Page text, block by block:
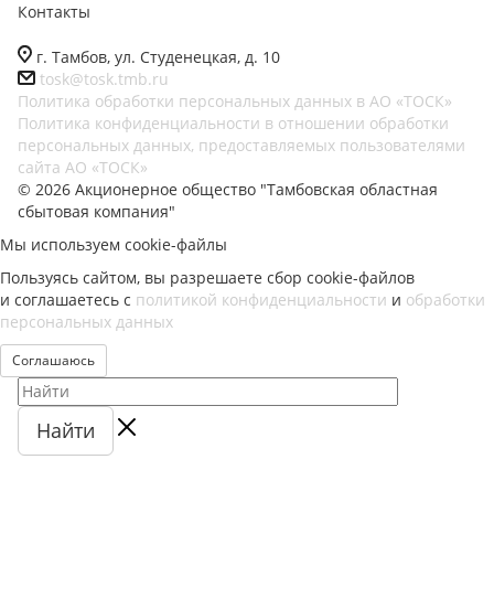
Контакты
г. Тамбов, ул. Студенецкая, д. 10
tosk@tosk.tmb.ru
Политика обработки персональных данных в АО «ТОСК»
Политика конфиденциальности в отношении обработки
персональных данных, предоставляемых пользователями
сайта АО «ТОСК»
© 2026 Акционерное общество "Тамбовская областная
сбытовая компания"
Мы используем cookie-файлы
Пользуясь сайтом, вы разрешаете сбор cookie-файлов
и соглашаетесь с политикой конфиденциальности и обработки
персональных данных
Соглашаюсь
Найти